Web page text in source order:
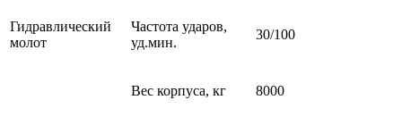
Гидравлический
молот
Частота ударов,
уд.мин.
30/100
Вес корпуса, кг 8000